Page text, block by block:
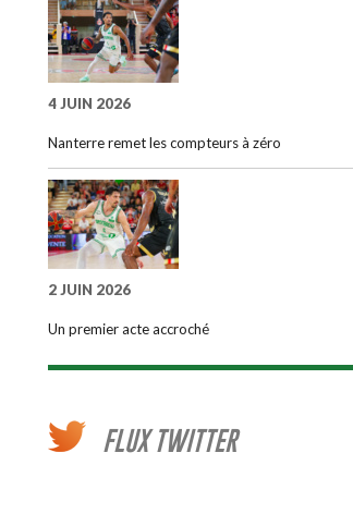
4 JUIN 2026
Nanterre remet les compteurs à zéro
2 JUIN 2026
Un premier acte accroché
FLUX TWITTER